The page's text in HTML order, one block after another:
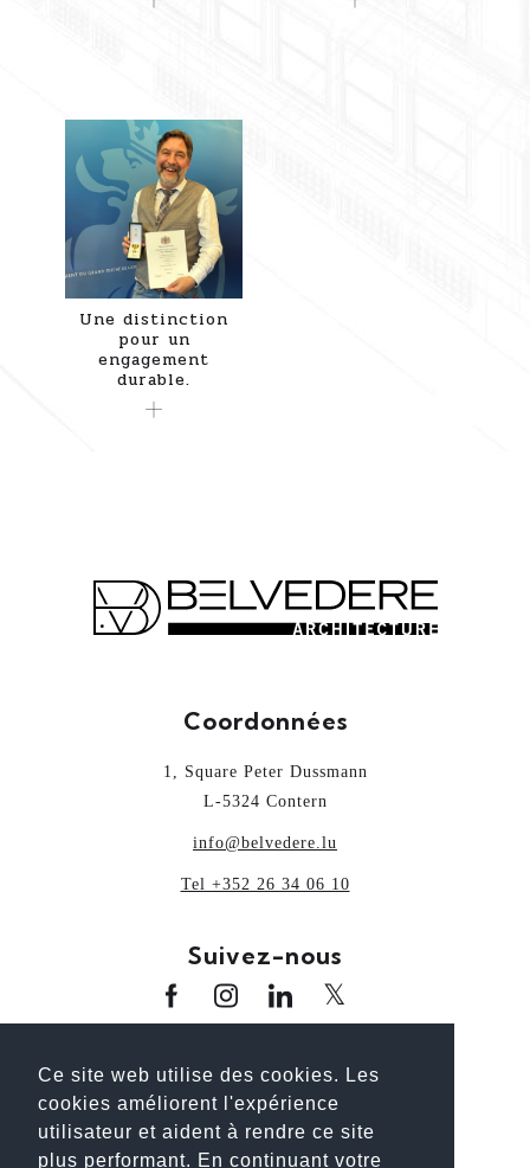
Ce site web utilise des cookies. Les
cookies améliorent l'expérience
utilisateur et aident à rendre ce site
plus performant. En continuant votre
Une distinction
pour un
engagement
durable.
Coordonnées
1, Square Peter Dussmann
L-5324 Contern
info@belvedere.lu
Tel +352 26 34 06 10
Suivez-nous
www.architectour.lu www.bhp.lu
www.unplanpourtonavenir.lu